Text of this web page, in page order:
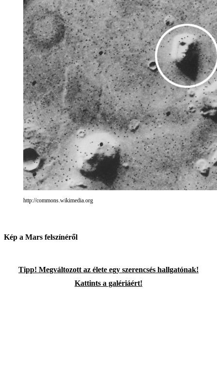
http://commons.wikimedia.org
Kép a Mars felszínéről
Tipp! Megváltozott az élete egy szerencsés hallgatónak!
Kattints a galériáért!